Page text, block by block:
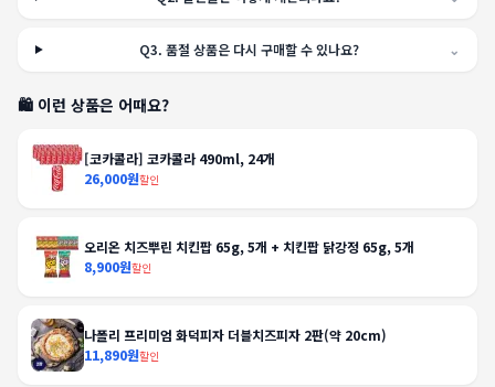
Q3. 품절 상품은 다시 구매할 수 있나요? ⌄
🛍️ 이런 상품은 어때요?
[코카콜라] 코카콜라 490ml, 24개
26,000원할인
오리온 치즈뿌린 치킨팝 65g, 5개 + 치킨팝 닭강정 65g, 5개
8,900원할인
나폴리 프리미엄 화덕피자 더블치즈피자 2판(약 20cm)
11,890원할인